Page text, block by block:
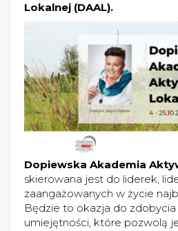
Lokalnej (DAAL).
Dopiewska Akademia
skierowana jest do liderek,
zaangażowanych w życie
Będzie to okazja do
umiejętności, które pozwolą